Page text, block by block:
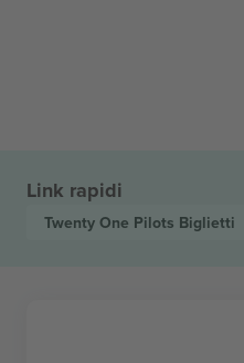
Link rapidi
Twenty One Pilots Biglietti